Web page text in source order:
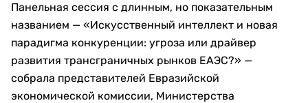
Панельная сессия с длинным, но показательным
названием — «Искусственный интеллект и новая
парадигма конкуренции: угроза или драйвер
развития трансграничных рынков ЕАЭС?» —
собрала представителей Евразийской
экономической комиссии, Министерства